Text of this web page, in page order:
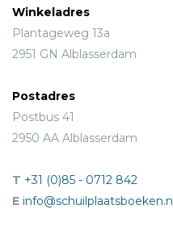
Winkeladres
Plantageweg 13a
2951 GN Alblasserdam
Postadres
Postbus 41
2950 AA Alblasserdam
T +31 (0)85 - 0712 842
E info@schuilplaatsboeken.nl